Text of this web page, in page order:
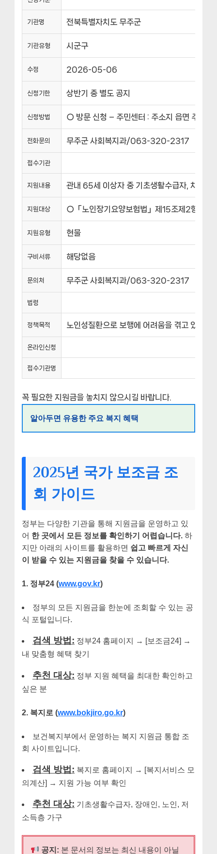
기관명 전북특별자치도 무주군
기관유형 시군구
수정 2026-05-06
신청기한 상반기 중 별도 공지
신청방법 ○ 방문 신청 – 주민센터 : 주소지 읍면 주민센
전화문의 무주군 사회복지과/063-320-2317
접수기관
지원내용 관내 65세 이상자 중 기초생활수급자, 차상위
지원대상 ○「노인장기요양보험법」제15조제2항에 따
지원유형 현물
구비서류 해당없음
문의처 무주군 사회복지과/063-320-2317
법령
정책목적 노인성질환으로 보행에 어려움을 겪고 있는
온라인신청
접수기관명
꼭 필요한 지원금을 놓치지 않으시길 바랍니다.
알아두면 유용한 주요 복지 혜택
2025년 국가 보조금 조
회 가이드
정부는 다양한 기관을 통해 지원금을 운영하고 있
어 한 곳에서 모든 정보를 확인하기 어렵습니다. 하
지만 아래의 사이트를 활용하면 쉽고 빠르게 자신
이 받을 수 있는 지원금을 찾을 수 있습니다.
1. 정부24 (www.gov.kr)
정부의 모든 지원금을 한눈에 조회할 수 있는 공
식 포털입니다.
검색 방법: 정부24 홈페이지 → [보조금24] →
내 맞춤형 혜택 찾기
추천 대상: 정부 지원 혜택을 최대한 확인하고
싶은 분
2. 복지로 (www.bokjiro.go.kr)
보건복지부에서 운영하는 복지 지원금 통합 조
회 사이트입니다.
검색 방법: 복지로 홈페이지 → [복지서비스 모
의계산] → 지원 가능 여부 확인
추천 대상: 기초생활수급자, 장애인, 노인, 저
소득층 가구
공지: 본 문서의 정보는 최신 내용이 아닐